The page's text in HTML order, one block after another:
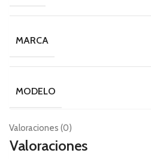
MARCA
MODELO
Valoraciones (0)
Valoraciones